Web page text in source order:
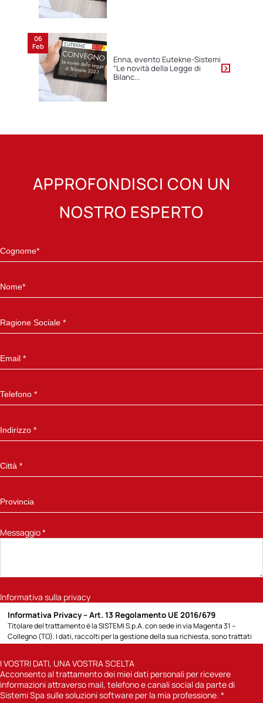
06
Feb
Enna, evento Eutekne-Sistemi
“Le novità della Legge di
Bilanc...
APPROFONDISCI CON UN
NOSTRO ESPERTO
Messaggio*
Informativa sulla privacy
Informativa Privacy – Art. 13 Regolamento UE 2016/679
Titolare del trattamento è la SISTEMI S.p.A. con sede in via Magenta 31 –
Collegno (TO). I dati, raccolti per la gestione della sua richiesta, sono trattati
per la seguente finalità: 1) rispondere alla richiesta di informazioni sui prodotti
e servizi Sistemi o altro specificato direttamente dall’Interessato; potremo
contattarla attraverso modalità tradizionali (posta cartacea, chiamate
telefoniche con operatore) o automatizzate (e-mail, sms); 2) previa
acquisizione del suo consenso, inviarle comunicazioni informative sulle
soluzioni software di Sistemi Spa per la sua professione. Per quanto concerne
I VOSTRI DATI, UNA VOSTRA SCELTA
Acconsento al trattamento dei miei dati personali per ricevere
informazioni attraverso mail, telefono e canali social da parte di
Sistemi Spa sulle soluzioni software per la mia professione. *